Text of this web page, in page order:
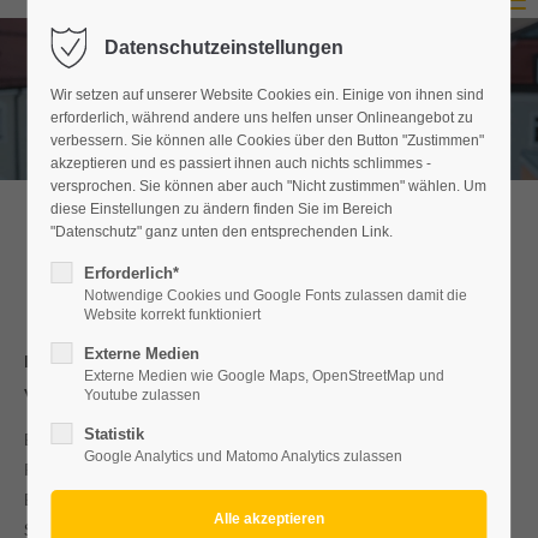
Login
Benutzername
Passwort
Anmelden
Register|Lost your password?
Support
Lorem ipsum dolor sit amet:
Unterlagen zum Antrag
Der Antrag kann erst bearbeitet werden, wenn alle Unterlagen
vollständig ausgefüllt und bei uns eingegangen sind.
Bitte beachten Sie vor versenden des Antrages, dass alle
Pflichtfelder ausgefüllt sind. Die
Erziehungsberechtigten/Sorgeberechtigten bei minderjährigen
Schüler*innen unterschrieben haben.
Datenschutzeinstellungen
Wir setzen auf unserer Website Cookies ein. Einige von ihnen sind
erforderlich, während andere uns helfen unser Onlineangebot zu
verbessern. Sie können alle Cookies über den Button "Zustimmen"
akzeptieren und es passiert ihnen auch nichts schlimmes -
versprochen. Sie können aber auch "Nicht zustimmen" wählen. Um
diese Einstellungen zu ändern finden Sie im Bereich
"Datenschutz" ganz unten den entsprechenden Link.
Erforderlich*
Notwendige Cookies und Google Fonts zulassen damit die
Website korrekt funktioniert
Externe Medien
Externe Medien wie Google Maps, OpenStreetMap und
Youtube zulassen
Statistik
Google Analytics und Matomo Analytics zulassen